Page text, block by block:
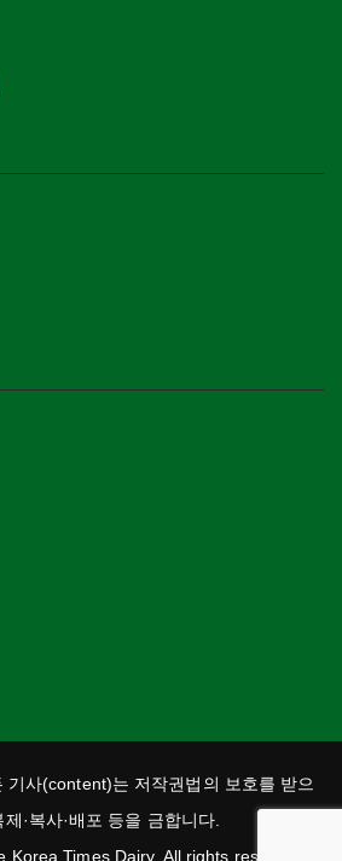
기사(content)는 저작권법의 보호를 받으
·복사·배포 등을 금합니다.
Times Dairy. All rights reserved.